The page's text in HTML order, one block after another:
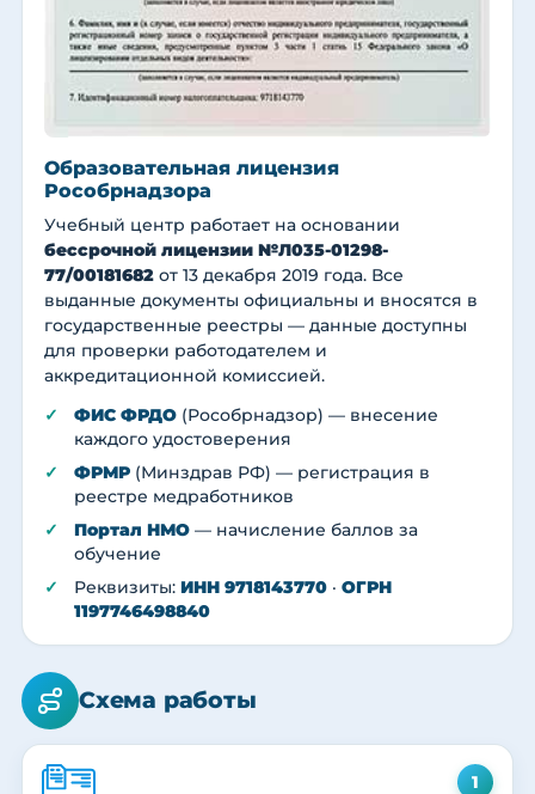
Образовательная лицензия
Рособрнадзора
Учебный центр работает на основании
бессрочной лицензии №Л035-01298-
77/00181682 от 13 декабря 2019 года. Все
выданные документы официальны и вносятся в
государственные реестры — данные доступны
для проверки работодателем и
аккредитационной комиссией.
ФИС ФРДО (Рособрнадзор) — внесение
каждого удостоверения
ФРМР (Минздрав РФ) — регистрация в
реестре медработников
Портал НМО — начисление баллов за
обучение
Реквизиты: ИНН 9718143770 · ОГРН
1197746498840
Схема работы
1